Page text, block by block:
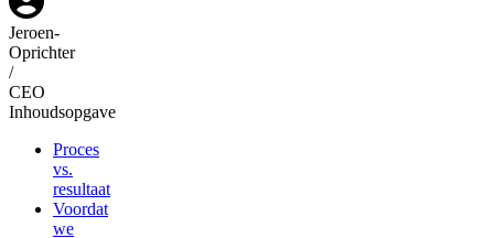
Jeroen-
Oprichter
/
CEO
Inhoudsopgave
Proces
vs.
resultaat
Voordat
we